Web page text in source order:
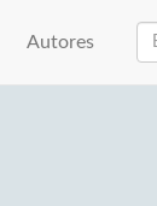
Autores